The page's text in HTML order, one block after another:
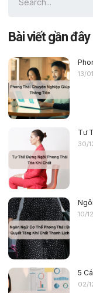
Bài viết gần đây
13/
Tư
30/
10/
5
02/